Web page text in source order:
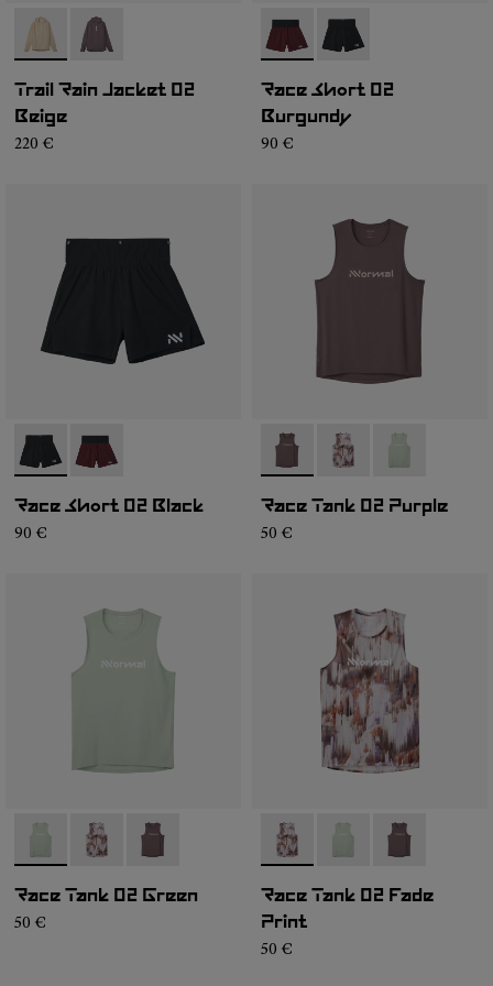
- NC1RJ1M-002- NC1RJ1M-001
Trail Rain Jacket 02
Beige
220 €
- NC4SH1M-002
- NC4SH1M-003
Race Short 02
Burgundy
90 €
- NC4SH1M-003
- NC4SH1M-002
Race Short 02 Black
90 €
- NC2TT1M-001- NC2TT1M-003
Race Tank 02 Purple
50 €
- NC2TT1M-002
- NC2TT1M-003- NC2TT1M-001
Race Tank 02 Green
50 €
- NC2TT1M-003
- NC2TT1M-002
- NC2TT1M-
Race Tank 02 Fade
Print
50 €